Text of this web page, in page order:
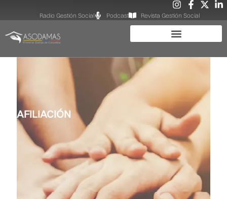
Radio Gestión Social Podcast Revista Gestión Social
AFILIACIÓN